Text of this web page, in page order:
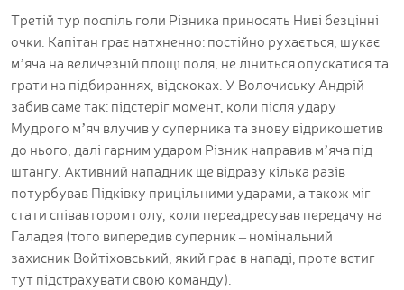
Третій тур поспіль голи Різника приносять Ниві безцінні
очки. Капітан грає натхненно: постійно рухається, шукає
м’яча на величезній площі поля, не ліниться опускатися та
грати на підбираннях, відскоках. У Волочиську Андрій
забив саме так: підстеріг момент, коли після удару
Мудрого м’яч влучив у суперника та знову відрикошетив
до нього, далі гарним ударом Різник направив м’яча під
штангу. Активний нападник ще відразу кілька разів
потурбував Підківку прицільними ударами, а також міг
стати співавтором голу, коли переадресував передачу на
Галадея (того випередив суперник – номінальний
захисник Войтіховський, який грає в нападі, проте встиг
тут підстрахувати свою команду).